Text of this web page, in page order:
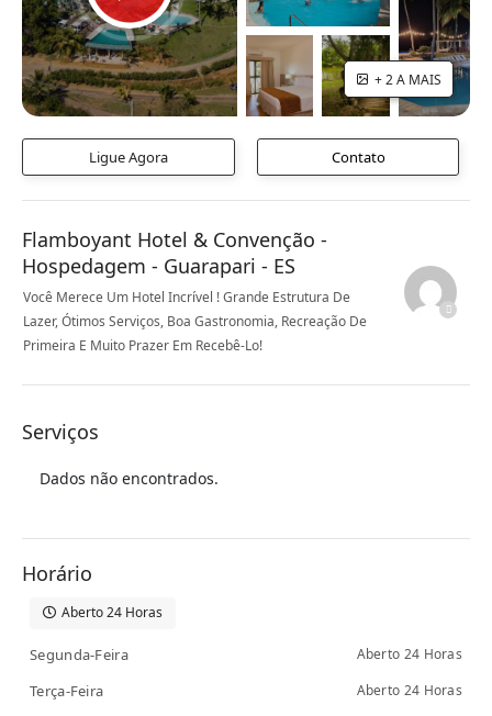
+ 2 A MAIS
Ligue Agora Contato
Flamboyant Hotel & Convenção -
Hospedagem - Guarapari - ES
Você Merece Um Hotel Incrível ! Grande Estrutura De
Lazer, Ótimos Serviços, Boa Gastronomia, Recreação De
Primeira E Muito Prazer Em Recebê-Lo!
Serviços
Dados não encontrados.
Horário
Aberto 24 Horas
Segunda-Feira Aberto 24 Horas
Terça-Feira Aberto 24 Horas